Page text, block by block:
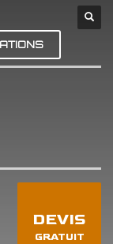
DEVIS
GRATUIT